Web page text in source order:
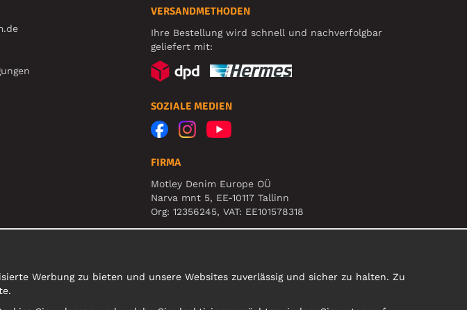
VERSANDMETHODEN
Ihre Bestellung wird schnell und nachverfolgbar
geliefert mit:
SOZIALE MEDIEN
FIRMA
Motley Denim Europe OÜ
Narva mnt 5, EE-10117 Tallinn
Org: 12356245, VAT: EE101578318
ACHTUNG! Produktrücksendungen nicht an diese
Werbung zu bieten und unsere Websites zuverlässig und sicher zu halten. Zu